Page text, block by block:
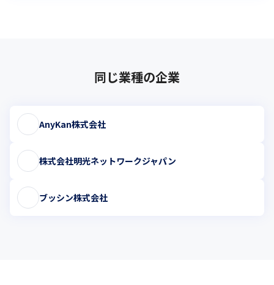
同じ業種の企業
AnyKan株式会社
株式会社明光ネットワークジャパン
ブッシン株式会社